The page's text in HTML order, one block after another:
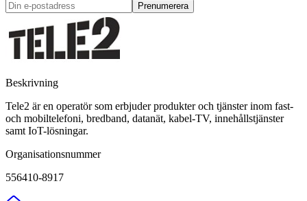
Prenumerera
Beskrivning
Tele2 är en operatör som erbjuder produkter och tjänster inom fast-
och mobiltelefoni, bredband, datanät, kabel-TV, innehållstjänster
samt IoT-lösningar.
Organisationsnummer
556410-8917